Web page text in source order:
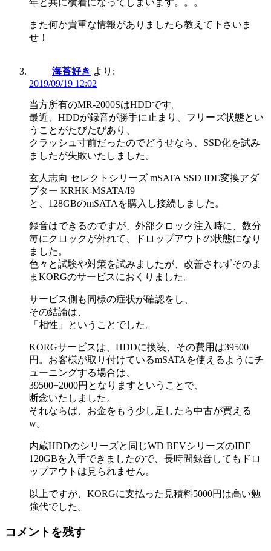
また何か貴重な情報がありましたら教えて下さいま
せ！
海苔好き より:
2019/09/19 12:02
当方所有のMR-2000SはHDDです。
最近、HDDが録音が勝手に止まり、フリーズ状態とい
うことがたびたびあり、
クラッシュ寸前だったのでどうせなら、SSD化を試み
ましたが失敗いたしました。
玄人志向 セレクトシリーズ mSATA SSD IDE変換アダ
プター KRHK-MSATA/I9
と、128GBのmSATAを購入し接続しました。
録音はできるのですが、外部クロック注入時に、数分
毎にクロックが外れて、ドロップアウトの状態になり
ました。
色々と試験や対策を試みましたが、改善されずそのま
まKORGのサービスにおくりました。
サービス側も同様の症状が確認をし、
その結論は、
「相性」ということでした。
KORGサービスは、HDDに換装、その費用は39500
円。お客様が取り付けているmSATAを使えるようにチ
ューニングする場合は、
39500+2000円となりますということで、
断念いたしました。
それならば、お金をもう少し足したら中古が買える
w。
内蔵HDDのシリーズと同じWD BEVシリーズのIDE
120GBを入手できましたので、長時間録音してもドロ
ップアウトは見られません。
以上ですが、KORGに支払った見積料5000円は高い勉
強代でした。
コメントを残す